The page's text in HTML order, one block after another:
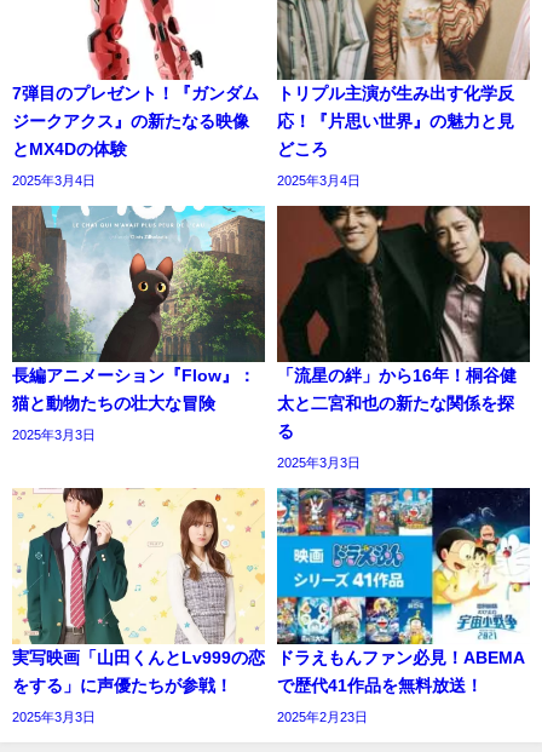
7弾目のプレゼント！『ガンダム
ジークアクス』の新たなる映像
とMX4Dの体験
2025年3月4日
トリプル主演が生み出す化学反
応！『片思い世界』の魅力と見
どころ
2025年3月4日
長編アニメーション『Flow』：
猫と動物たちの壮大な冒険
2025年3月3日
「流星の絆」から16年！桐谷健
太と二宮和也の新たな関係を探
る
2025年3月3日
実写映画「山田くんとLv999の恋
をする」に声優たちが参戦！
2025年3月3日
ドラえもんファン必見！ABEMA
で歴代41作品を無料放送！
2025年2月23日